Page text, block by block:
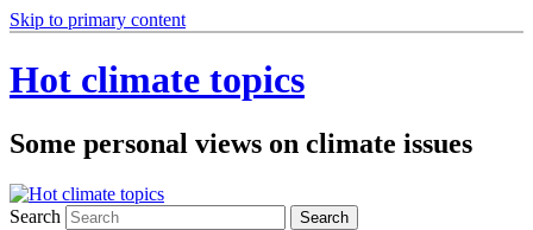
Skip to primary content
Hot climate topics
Some personal views on climate issues
Search